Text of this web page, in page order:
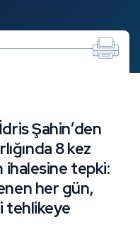
Şahin’den
8 kez
tepki:
her gün,
tehlikeye